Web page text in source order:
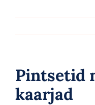
Meik
Pintsetid
kaarjad